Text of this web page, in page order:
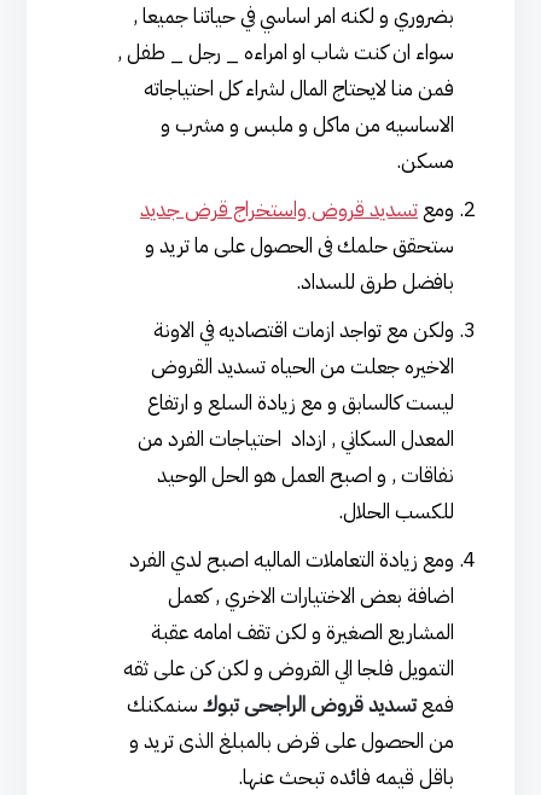
بضروري و لكنه امر اساسي في حياتنا جميعا ,
سواء ان كنت شاب او امراءه _ رجل _ طفل ,
فمن منا لايحتاج المال لشراء كل احتياجاته
الاساسيه من ماكل و ملبس و مشرب و
مسكن.
ومعتسديد قروض واستخراج قرض جديد
ستحقق حلمك فى الحصول على ما تريد و
بافضل طرق للسداد.
ولكن مع تواجد ازمات اقتصاديه في الاونة
الاخيره جعلت من الحياه تسديد القروض
ليست كالسابق و مع زيادة السلع و ارتفاع
المعدل السكاني , ازداد احتياجات الفرد من
نفاقات , و اصبح العمل هو الحل الوحيد
للكسب الحلال.
ومع زيادة التعاملات الماليه اصبح لدي الفرد
اضافة بعض الاختيارات الاخري , كعمل
المشاريع الصغيرة و لكن تقف امامه عقبة
التمويل فلجا الي القروض و لكن كن على ثقه
فمعتسديد قروض الراجحى تبوك سنمكنك
من الحصول على قرض بالمبلغ الذى تريد و
باقل قيمه فائده تبحث عنها.